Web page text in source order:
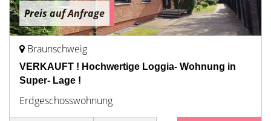
Preis auf Anfrage
Braunschweig
VERKAUFT ! Hochwertige Loggia- Wohnung in
Super- Lage !
Erdgeschosswohnung